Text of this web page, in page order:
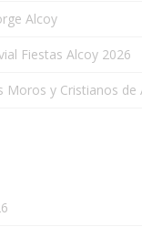
Alcoy
Fiestas Alcoy 2026
Moros y Cristianos de